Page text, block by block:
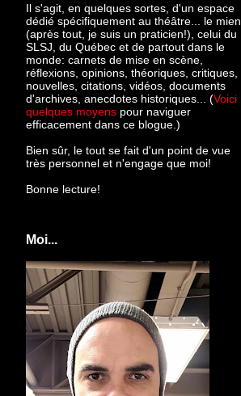
Il s'agit, en quelques sortes, d'un espace
dédié spécifiquement au théâtre... le mien
(après tout, je suis un praticien!), celui du
SLSJ, du Québec et de partout dans le
monde: carnets de mise en scène,
réflexions, opinions, théoriques, critiques,
nouvelles, citations, vidéos, documents
d'archives, anecdotes historiques... (Voici
quelques moyens pour naviguer
efficacement dans ce blogue.)
Bien sûr, le tout se fait d'un point de vue
très personnel et n'engage que moi!
Bonne lecture!
Moi...